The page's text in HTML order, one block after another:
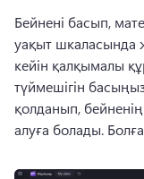
Бейнені басып,
уақыт шкаласында
кейін қалқымалы
түймешігін
қолданып,
алуға болады.